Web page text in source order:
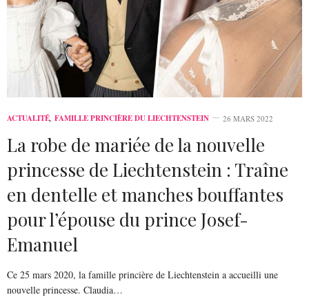
ACTUALITÉ, FAMILLE PRINCIÈRE DU LIECHTENSTEIN 26 MARS 2022
La robe de mariée de la nouvelle
princesse de Liechtenstein : Traîne
en dentelle et manches bouffantes
pour l’épouse du prince Josef-
Emanuel
Ce 25 mars 2020, la famille princière de Liechtenstein a accueilli une
nouvelle princesse. Claudia…